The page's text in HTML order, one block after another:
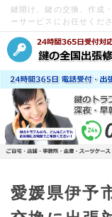
鍵開け、鍵の交換、作成
ーサービスにお任せくださ
愛媛県伊予